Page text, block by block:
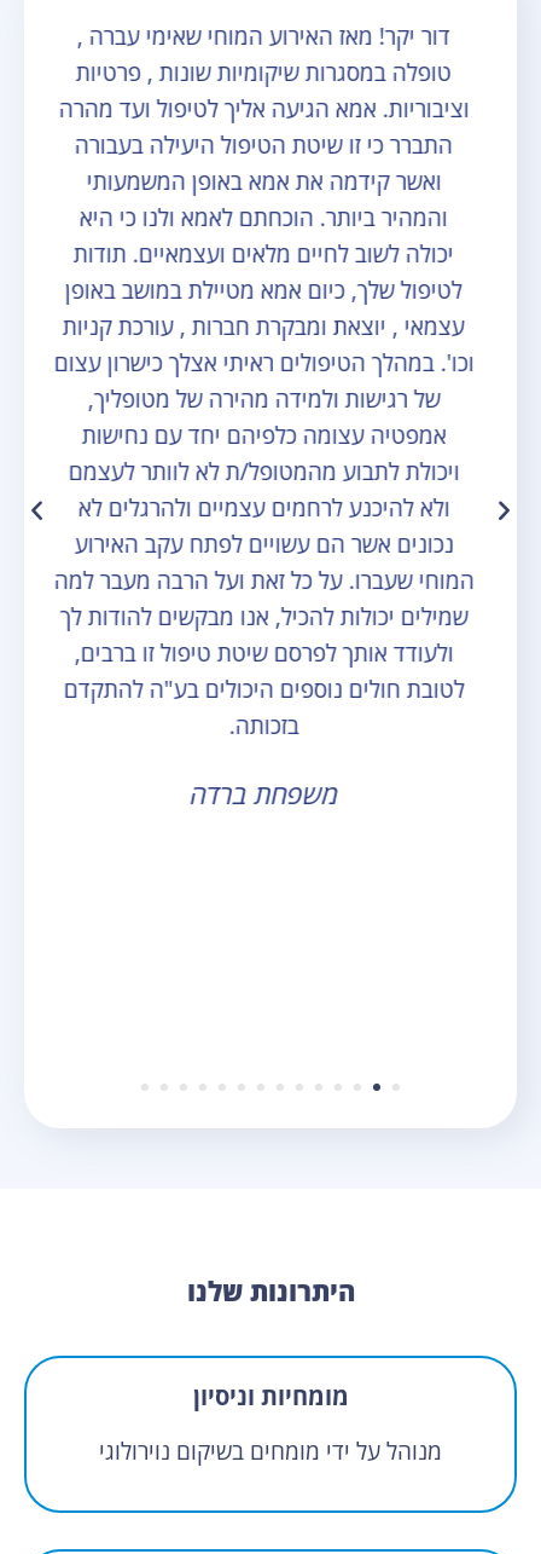
דור יקר! מאז האירוע המוחי שאימי עברה ,
טופלה במסגרות שיקומיות שונות , פרטיות
וציבוריות. אמא הגיעה אליך לטיפול ועד מהרה
התברר כי זו שיטת הטיפול היעילה בעבורה
ואשר קידמה את אמא באופן המשמעותי
והמהיר ביותר. הוכחתם לאמא ולנו כי היא
יכולה לשוב לחיים מלאים ועצמאיים. תודות
לטיפול שלך, כיום אמא מטיילת במושב באופן
עצמאי , יוצאת ומבקרת חברות , עורכת קניות
וכו'. במהלך הטיפולים ראיתי אצלך כישרון עצום
של רגישות ולמידה מהירה של מטופליך,
אמפטיה עצומה כלפיהם יחד עם נחישות
ויכולת לתבוע מהמטופל/ת לא לוותר לעצמם
ולא להיכנע לרחמים עצמיים ולהרגלים לא
נכונים אשר הם עשויים לפתח עקב האירוע
המוחי שעברו. על כל זאת ועל הרבה מעבר למה
שמילים יכולות להכיל, אנו מבקשים להודות לך
ולעודד אותך לפרסם שיטת טיפול זו ברבים,
לטובת חולים נוספים היכולים בע"ה להתקדם
בזכותה.
משפחת ברדה
היתרונות שלנו
מומחיות וניסיון
מנוהל על ידי מומחים בשיקום נוירולוגי